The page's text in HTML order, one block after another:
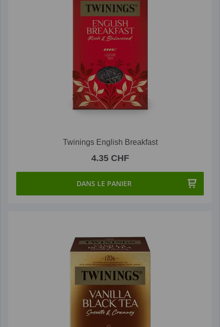
Twinings English Breakfast
4.35 CHF
DANS LE PANIER